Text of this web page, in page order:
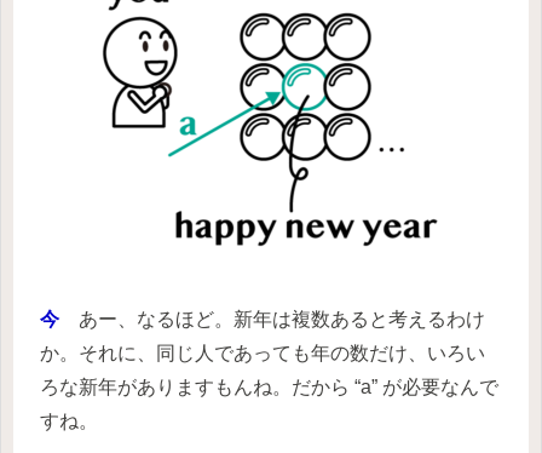
今 あー、なるほど。新年は複数あると考えるわけ
か。それに、同じ人であっても年の数だけ、いろい
ろな新年がありますもんね。だから “a” が必要なんで
すね。